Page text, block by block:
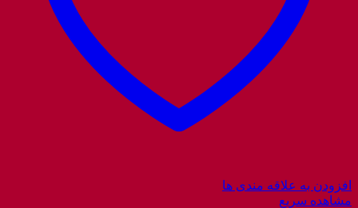
افزودن به علاقه مندی ها
مشاهده سریع